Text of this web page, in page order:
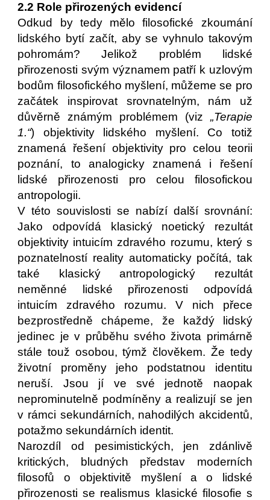
2.2 Role přirozených evidencí
Odkud by tedy mělo filosofické zkoumání
lidského bytí začít, aby se vyhnulo takovým
pohromám? Jelikož problém lidské
přirozenosti svým významem patří k uzlovým
bodům filosofického myšlení, můžeme se pro
začátek inspirovat srovnatelným, nám už
důvěrně známým problémem (viz „Terapie
1.“) objektivity lidského myšlení. Co totiž
znamená řešení objektivity pro celou teorii
poznání, to analogicky znamená i řešení
lidské přirozenosti pro celou filosofickou
antropologii.
V této souvislosti se nabízí další srovnání:
Jako odpovídá klasický noetický rezultát
objektivity intuicím zdravého rozumu, který s
poznatelností reality automaticky počítá, tak
také klasický antropologický rezultát
neměnné lidské přirozenosti odpovídá
intuicím zdravého rozumu. V nich přece
bezprostředně chápeme, že každý lidský
jedinec je v průběhu svého života primárně
stále touž osobou, týmž člověkem. Že tedy
životní proměny jeho podstatnou identitu
neruší. Jsou jí ve své jednotě naopak
neprominutelně podmíněny a realizují se jen
v rámci sekundárních, nahodilých akcidentů,
potažmo sekundárních identit.
Narozdíl od pesimistických, jen zdánlivě
kritických, bludných představ moderních
filosofů o objektivitě myšlení a o lidské
přirozenosti se realismus klasické filosofie s